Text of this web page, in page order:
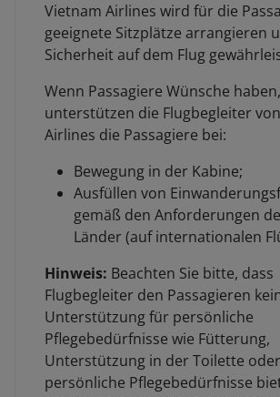
Vietnam Airlines wird für die
geeignete Sitzplätze arrangieren
Sicherheit auf dem Flug
Wenn Passagiere Wünsche haben,
unterstützen die Flugbegleiter
Airlines die Passagiere bei:
Bewegung in der Kabine;
Ausfüllen von
gemäß den Anforderungen
Länder (auf internationalen
Hinweis: Beachten Sie bitte, dass
Flugbegleiter den Passagieren
Unterstützung für persönliche
Pflegebedürfnisse wie Fütterung,
Unterstützung in der Toilette
persönliche Pflegebedürfnisse